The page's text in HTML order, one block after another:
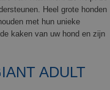
Heel grote honden
met hun unieke
kaken van uw hond en zijn
ADULT